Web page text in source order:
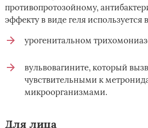
противопротозойному,
эффекту в виде геля используется
урогенитальном
вульвовагините, который
чувствительными к
микроорганизмами.
Для лица